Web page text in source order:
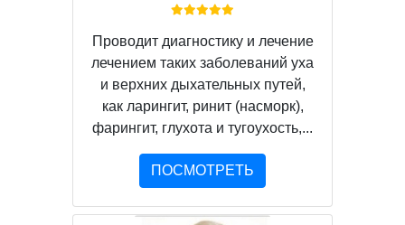
Проводит диагностику и лечение
лечением таких заболеваний уха
и верхних дыхательных путей,
как ларингит, ринит (насморк),
фарингит, глухота и тугоухость,...
ПОСМОТРЕТЬ